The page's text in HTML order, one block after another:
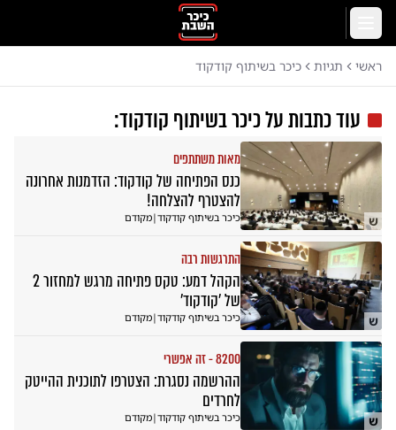
דלג לתוכן הראשי
ראשי תגיות כיכר בשיתוף קודקוד
עוד כתבות עלכיכר בשיתוף קודקוד:
ש
מאות משתתפים
כנס הפתיחה של קודקוד: הזדמנות אחרונה
להצטרף להצלחה!
כיכר בשיתוף קודקוד|מקודם
ש
התרגשות רבה
הקהל דמע: טקס פתיחה מרגש למחזור 2
של 'קודקוד'
כיכר בשיתוף קודקוד|מקודם
ש
8200 - זה אפשרי
ההרשמה נסגרת: הצטרפו לתוכנית ההייטק
לחרדים
כיכר בשיתוף קודקוד|מקודם